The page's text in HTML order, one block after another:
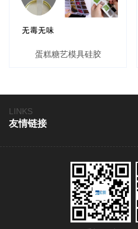
蛋糕糖艺模具硅胶
LINKS
友情链接